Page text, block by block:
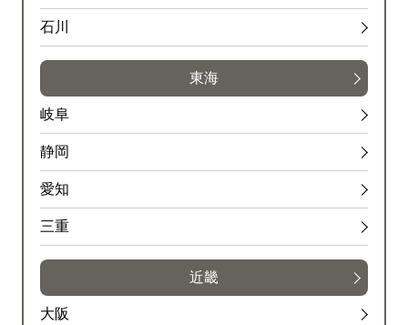
石川
東海
岐阜
静岡
愛知
三重
近畿
大阪